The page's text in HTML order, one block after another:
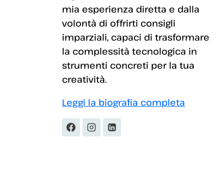
mia esperienza diretta e dalla
volontà di offrirti consigli
imparziali, capaci di trasformare
la complessità tecnologica in
strumenti concreti per la tua
creatività.
Leggi la biografia completa